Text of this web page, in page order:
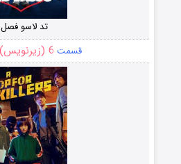
تد لاسو فصل ۴
قسمت 6 (زیرنویس)